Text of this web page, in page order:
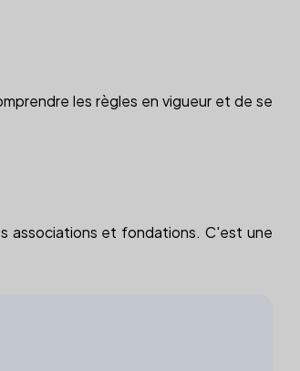
les règles en vigueur et de se
associations et fondations. C'est une